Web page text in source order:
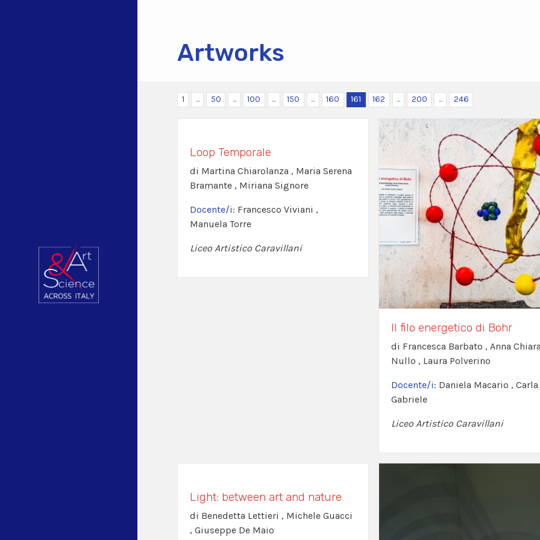
Artworks
1 ... 50 ... 100 ... 150 ... 160 161 162 ... 200 ... 246
Loop Temporale
di Martina Chiarolanza , Maria Serena
Bramante , Miriana Signore
Docente/i: Francesco Viviani ,
Manuela Torre
Liceo Artistico Caravillani
Il filo energetico di Bohr
di Francesca Barbato , Anna
Nullo , Laura Polverino
Docente/i: Daniela Macario , Carla
Gabriele
Liceo Artistico Caravillani
Light: between art and nature
di Benedetta Lettieri , Michele Guacci
, Giuseppe De Maio